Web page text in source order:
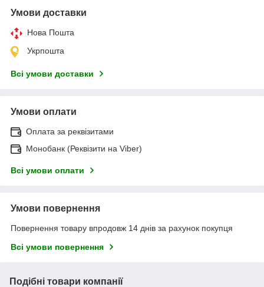
Умови доставки
Нова Пошта
Укрпошта
Всі умови доставки
Умови оплати
Оплата за реквізитами
Монобанк (Реквізити на Viber)
Всі умови оплати
Умови повернення
Повернення товару впродовж 14 днів за рахунок покупця
Всі умови повернення
Подібні товари компанії